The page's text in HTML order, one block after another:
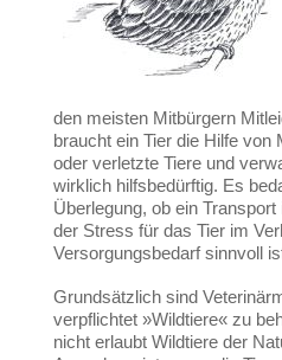
den meisten Mitbürgern
braucht ein Tier die Hilfe
oder verletzte Tiere und
wirklich hilfsbedürftig. Es
Überlegung, ob ein
der Stress für das Tier im
Versorgungsbedarf sinnvoll
Grundsätzlich sind
verpflichtet »Wildtiere« zu
nicht erlaubt Wildtiere der